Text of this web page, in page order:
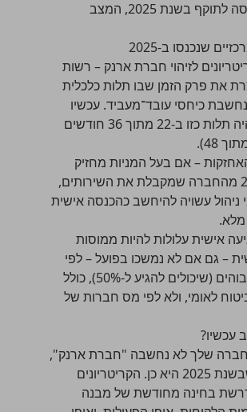
נוספת שנכנסה לתוקף בשנת 2025, המצב
שנכנסו ב-2025
לזיהוי חברת ארנק – רשות
את פרק הזמן שבו תלות כלכלית
כיחסי עובד־מעביד. עכשיו
מספיק שתהיה תלות כזו ב-22 מתוך 36 חודשים
– אם בעל המניות מחזיק
פחות מ-25% מהחברה שמקבלת את השירותים,
עשויה להיחשב כהכנסה אישית
מלא.
אישית עלולות להיות ממוסות
– גם אם לא נמשכו בפועל – לפי
שיעורי מס גבוהים (שיכולים להגיע ל-50%), כולל
לאומי, ולא לפי מס חברות של
עכשיו?
שלך לא נחשבה "חברת ארנק",
יכול להיות שבשנת 2025 היא כן. הקריטריונים
בחינה מחודשת של מבנה